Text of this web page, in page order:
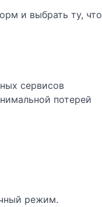
и выбрать ту, что
сервисов
потерей
режим.